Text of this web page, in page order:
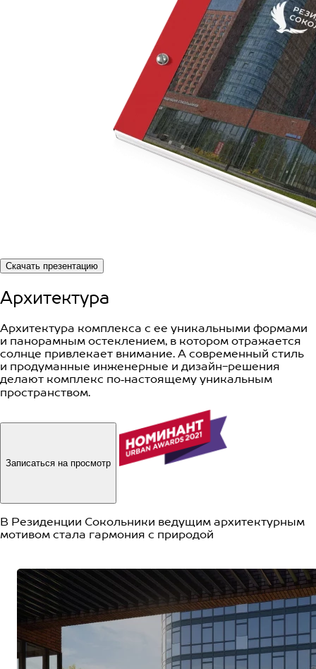
Скачать презентацию
Архитектура
Архитектура комплекса с ее уникальными формами
и панорамным остеклением, в котором отражается
солнце привлекает внимание. А современный стиль
и продуманные инженерные и дизайн-решения
делают комплекс по‑настоящему уникальным
пространством.
Записаться на просмотр
В Резиденции Сокольники ведущим архитектурным
мотивом стала гармония с природой